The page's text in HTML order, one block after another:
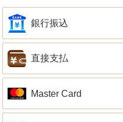
銀行振込
直接支払
Master Card